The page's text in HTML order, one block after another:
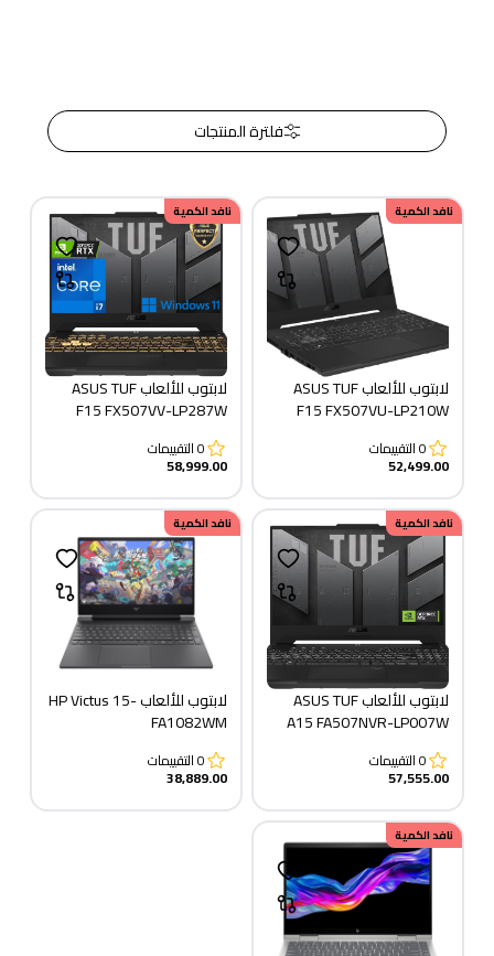
فلترة المنتجات
نافد الكمية
لابتوب للألعاب ASUS TUF
F15 FX507VU-LP210W
0التقييمات
52,499.00
نافد الكمية
لابتوب للألعاب ASUS TUF
F15 FX507VV-LP287W
0التقييمات
58,999.00
نافد الكمية
لابتوب للألعاب ASUS TUF
A15 FA507NVR-LP007W
0التقييمات
57,555.00
نافد الكمية
لابتوب للألعاب HP Victus 15-
FA1082WM
0التقييمات
38,889.00
نافد الكمية